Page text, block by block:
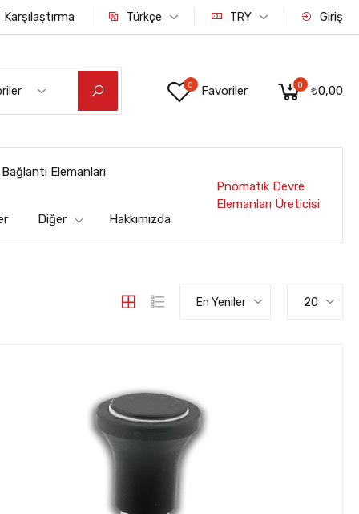
Karşılaştırma Türkçe TRY Giriş
0 Favoriler 0 ₺0,00
Elemanları
Diğer Hakkımızda
Pnömatik Devre
Elemanları Üreticisi
En Yeniler 20